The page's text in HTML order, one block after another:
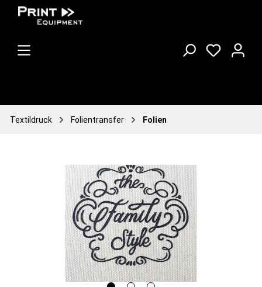
Textildruck Folientransfer Folien